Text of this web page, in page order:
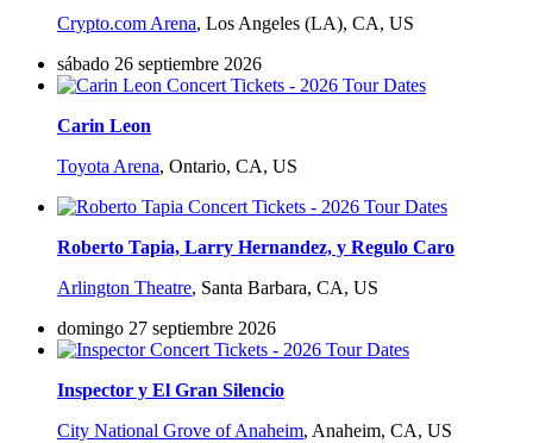
Crypto.com Arena, Los Angeles (LA), CA, US
sábado 26 septiembre 2026
Carin Leon
Toyota Arena, Ontario, CA, US
Roberto Tapia, Larry Hernandez, y Regulo Caro
Arlington Theatre, Santa Barbara, CA, US
domingo 27 septiembre 2026
Inspector y El Gran Silencio
City National Grove of Anaheim, Anaheim, CA, US